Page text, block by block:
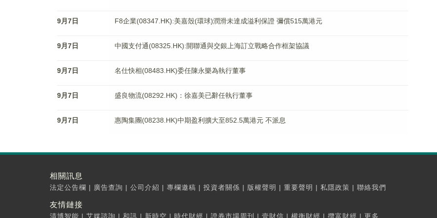
9月7日 F8企業(08347.HK):美嘉殼(環球)潤滑未達成溢利保證 彌償515萬港元
9月7日 中國支付通(08325.HK):開聯通與交銀上海訂立戰略合作框架協議
9月7日 名仕快相(08483.HK)委任陳永樂為執行董事
9月7日 盛良物流(08292.HK)：徐嘉美已辭任執行董事
9月7日 惠陶集團(08238.HK)中期盈利擴大至852.5萬港元 不派息
相關訊息
法定公告欄 | 廣告查詢 | 公司介紹 | 專欄邀稿 | 投資者關係 | 版權聲明 | 重要聲明 | 私隱政策 | 聯絡我們
友情鏈接
清博智能 | 艾媒諮詢 | 和訊 | 新時空 | 時代財經 | 證券市場周刊 | 壹財信 | 權衡財經 | 攬富財經 | 更多...